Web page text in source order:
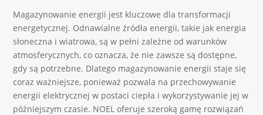
Magazynowanie energii jest kluczowe dla transformacji
energetycznej. Odnawialne źródła energii, takie jak energia
słoneczna i wiatrowa, są w pełni zależne od warunków
atmosferycznych, co oznacza, że nie zawsze są dostępne,
gdy są potrzebne. Dlatego magazynowanie energii staje się
coraz ważniejsze, ponieważ pozwala na przechowywanie
energii elektrycznej w postaci ciepła i wykorzystywanie jej w
późniejszym czasie. NOEL oferuje szeroką gamę rozwiązań